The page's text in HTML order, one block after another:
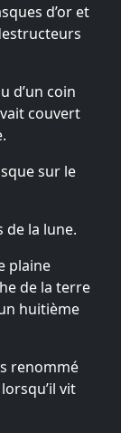
d’or et
d’un coin
couvert
sur le
de la lune.
plaine
de la terre
huitième
renommé
vit